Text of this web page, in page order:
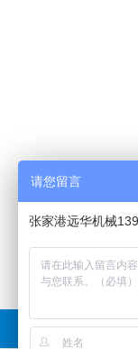
请您留言
张家港远华机械